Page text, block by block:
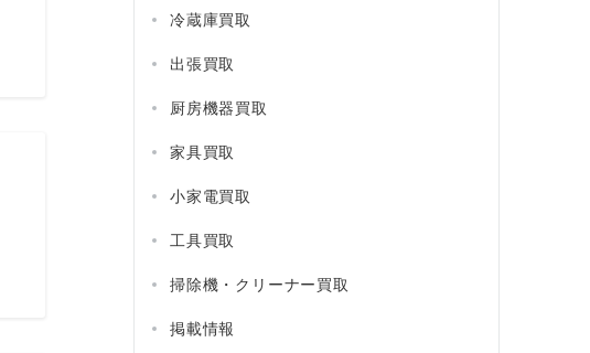
冷蔵庫買取
出張買取
厨房機器買取
家具買取
小家電買取
工具買取
掃除機・クリーナー買取
掲載情報